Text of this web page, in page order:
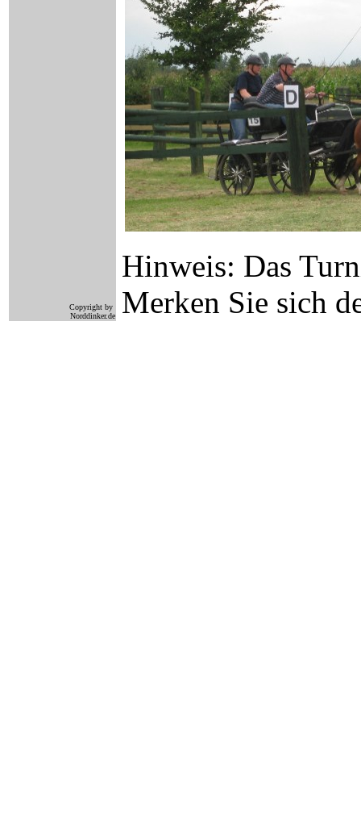
Hinweis: Das
Merken Sie sich
Copyright by
Norddinker.de